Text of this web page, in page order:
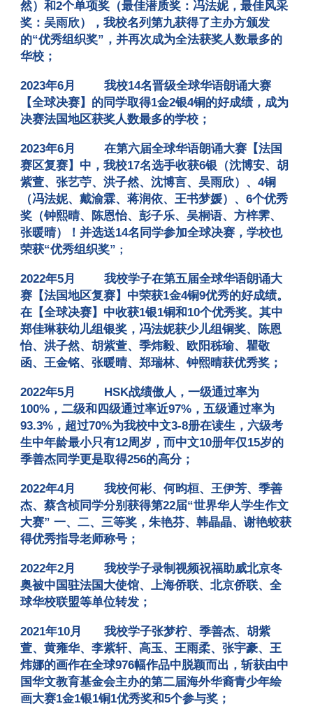
然）和2个单项奖（最佳潜质奖：冯法妮，最佳风采
奖：吴雨欣），我校名列第九获得了主办方颁发
的“优秀组织奖”，并再次成为全法获奖人数最多的
华校 ；
2023年6月
我校14名晋级全球华语朗诵大赛
【全球决赛】的同学取得1金2银4铜的好成绩，成为
决赛法国地区获奖人数最多的学校 ；
2023年6月
在第六届全球华语朗诵大赛【法国
赛区复赛】中，我校17名选手收获6银（沈博安、胡
紫萱、张艺苧、洪子然、沈博言、吴雨欣）、4铜
（冯法妮、戴渝霖、蒋润依、王书梦媛）、6个优秀
奖（钟熙晴、陈恩怡、彭子乐、吴桐语、方梓霁、
张暖晴）！并选送14名同学参加全球决赛，学校也
荣获“优秀组织奖” ；
2022年5月
我校学子在第五届全球华语朗诵大
赛【法国地区复赛】中荣获1金4铜9优秀的好成绩。
在【全球决赛】中收获1银1铜和10个优秀奖。其中
郑佳琳获幼儿组银奖，冯法妮获少儿组铜奖、陈恩
怡、洪子然、胡紫萱、季炜毅、欧阳秭瑜、瞿敬
函、王金铭、张暖晴、郑瑞林、钟熙晴获优秀奖 ；
2022年5月
HSK战绩傲人，一级通过率为
100%，二级和四级通过率近97%，五级通过率为
93.3%，超过70%为我校中文3-8册在读生，六级考
生中年龄最小只有12周岁，而中文10册年仅15岁的
季善杰同学更是取得256的高分 ；
2022年4月
我校何彬、何昀桓、王伊芳、季善
杰、蔡含桢同学分别获得第22届“世界华人学生作文
大赛” 一、二、三等奖，朱艳芬、韩晶晶、谢艳蛟获
得优秀指导老师称号 ；
2022年2月
我校学子录制视频祝福助威北京冬
奥被中国驻法国大使馆、上海侨联、北京侨联、全
球华校联盟等单位转发 ；
2021年10月
我校学子张梦柠、季善杰、胡紫
萱、黄雍华、李紫轩、高玉、王雨柔、张宇豪、王
炜娜的画作在全球976幅作品中脱颖而出，斩获由中
国华文教育基金会主办的第二届海外华裔青少年绘
画大赛1金1银1铜1优秀奖和5个参与奖 ；